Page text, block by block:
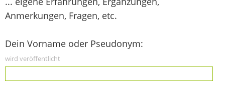
Anmerkungen, Fragen, etc.
Dein Vorname oder Pseudonym:
wird veröffentlicht